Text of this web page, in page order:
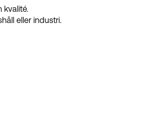
kvalité.
eller industri.